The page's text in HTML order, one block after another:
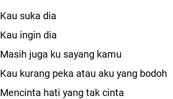
Kau suka dia
Kau ingin dia
Masih juga ku sayang kamu
Kau kurang peka atau aku yang bodoh
Mencinta hati yang tak cinta